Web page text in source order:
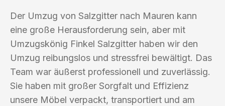
Der Umzug von Salzgitter nach Mauren kann
eine große Herausforderung sein, aber mit
Umzugskönig Finkel Salzgitter haben wir den
Umzug reibungslos und stressfrei bewältigt. Das
Team war äußerst professionell und zuverlässig.
Sie haben mit großer Sorgfalt und Effizienz
unsere Möbel verpackt, transportiert und am